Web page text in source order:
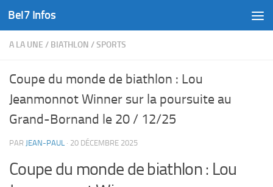
Skip to content
Bel7 Infos
A LA UNE / BIATHLON /SPORTS
Coupe du monde de biathlon : Lou
Jeanmonnot Winner sur la poursuite au
Grand-Bornand le 20 / 12/25
PAR JEAN-PAUL · 20 DÉCEMBRE 2025
Coupe du monde de biathlon : Lou